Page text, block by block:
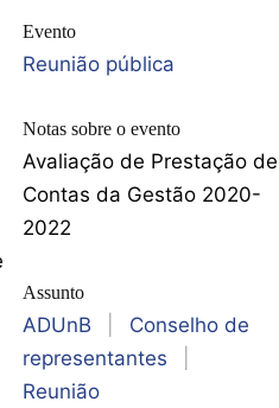
Evento
Reunião pública
Notas sobre o evento
Avaliação de Prestação de
Contas da Gestão 2020-
2022
Assunto
ADUnB
Conselho de
representantes
Reunião